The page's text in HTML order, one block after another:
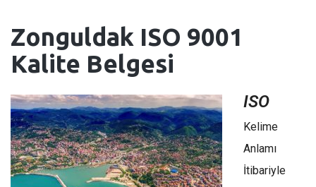
Zonguldak ISO 9001
Kalite Belgesi
ISO
Kelime
Anlamı
İtibariyle